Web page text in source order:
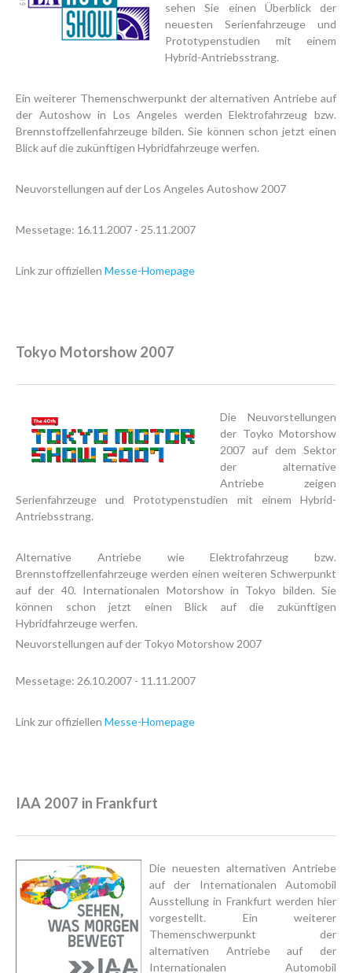
sehen Sie einen Überblick der
neuesten Serienfahrzeuge und
Prototypenstudien mit einem
Hybrid-Antriebsstrang.
Ein weiterer Themenschwerpunkt der alternativen Antriebe auf
der Autoshow in Los Angeles werden Elektrofahrzeug bzw.
Brennstoffzellenfahrzeuge bilden. Sie können schon jetzt einen
Blick auf die zukünftigen Hybridfahrzeuge werfen.
Neuvorstellungen auf der Los Angeles Autoshow 2007
Messetage: 16.11.2007 - 25.11.2007
Link zur offiziellen Messe-Homepage
Tokyo Motorshow 2007
Die Neuvorstellungen
der Toyko Motorshow
2007 auf dem Sektor
der alternative
Antriebe zeigen
Serienfahrzeuge und Prototypenstudien mit einem Hybrid-
Antriebsstrang.
Alternative Antriebe wie Elektrofahrzeug bzw.
Brennstoffzellenfahrzeuge werden einen weiteren Schwerpunkt
auf der 40. Internationalen Motorshow in Tokyo bilden. Sie
können schon jetzt einen Blick auf die zukünftigen
Hybridfahrzeuge werfen.
Neuvorstellungen auf der Tokyo Motorshow 2007
Messetage: 26.10.2007 - 11.11.2007
Link zur offiziellen Messe-Homepage
IAA 2007 in Frankfurt
Die neuesten alternativen Antriebe
auf der Internationalen Automobil
Ausstellung in Frankfurt werden hier
vorgestellt. Ein weiterer
Themenschwerpunkt der
alternativen Antriebe auf der
Internationalen Automobil